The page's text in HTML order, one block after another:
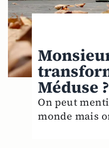
Méduse ?
On peut
monde mais